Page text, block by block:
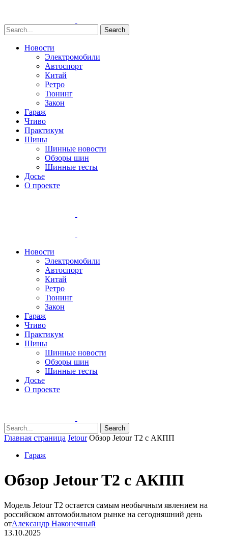
Search
Новости
Электромобили
Автоспорт
Китай
Ретро
Тюнинг
Закон
Гараж
Чтиво
Практикум
Шины
Шинные новости
Обзоры шин
Шинные тесты
Досье
О проекте
Новости
Электромобили
Автоспорт
Китай
Ретро
Тюнинг
Закон
Гараж
Чтиво
Практикум
Шины
Шинные новости
Обзоры шин
Шинные тесты
Досье
О проекте
Search
Главная страница Jetour Обзор Jetour T2 с АКПП
Гараж
Обзор Jetour T2 с АКПП
Модель Jetour T2 остается самым необычным явлением на
российском автомобильном рынке на сегодняшний день
отАлександр Наконечный
13.10.2025